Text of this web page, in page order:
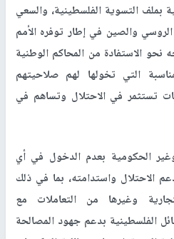
بملف التسوية الفلسطينية، والسعي
الروسي والصين في إطار توفره الأمم
نحو الاستفادة من المحاكم الوطنية
التي تخولها لهم صلاحيتهم
تستثمر في الاحتلال وتساهم في
الحكومية بعدم الدخول في أي
الاحتلال واستدامته، بما في ذلك
وغيرها من التعاملات مع
الفلسطينية بدعم جهود المصالحة